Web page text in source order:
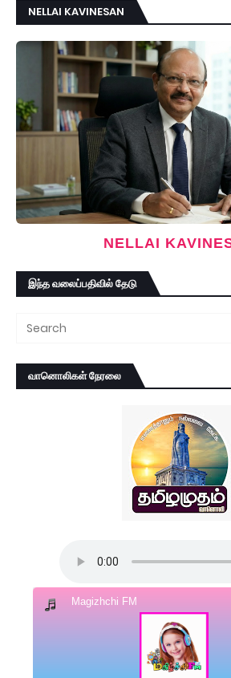
NELLAI KAVINESAN
NELLAI
இந்த வலைப்பதிவில் தேடு
வானொலிகள் நேரலை